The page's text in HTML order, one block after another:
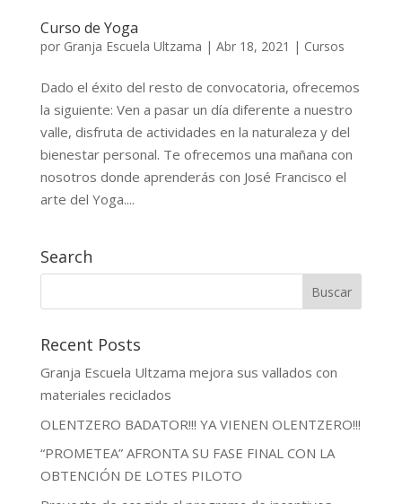
Curso de Yoga
por Granja Escuela Ultzama | Abr 18, 2021 | Cursos
Dado el éxito del resto de convocatoria, ofrecemos
la siguiente: Ven a pasar un día diferente a nuestro
valle, disfruta de actividades en la naturaleza y del
bienestar personal. Te ofrecemos una mañana con
nosotros donde aprenderás con José Francisco el
arte del Yoga....
Search
Recent Posts
Granja Escuela Ultzama mejora sus vallados con
materiales reciclados
OLENTZERO BADATOR!!! YA VIENEN OLENTZERO!!!
“PROMETEA” AFRONTA SU FASE FINAL CON LA
OBTENCIÓN DE LOTES PILOTO